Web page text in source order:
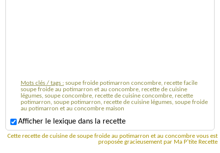
Mots clés / tags : soupe froide potimarron concombre, recette facile
soupe froide au potimarron et au concombre, recette de cuisine
légumes, soupe concombre, recette de cuisine concombre, recette
potimarron, soupe potimarron, recette de cuisine légumes, soupe froide
au potimarron et au concombre maison
Afficher le lexique dans la recette
Cette recette de cuisine de soupe froide au potimarron et au concombre vous est
proposée gracieusement par Ma P'tite Recette